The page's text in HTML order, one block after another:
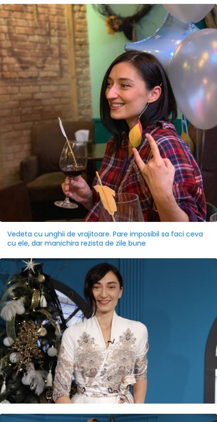
Vedeta cu unghii de vrajitoare. Pare imposibil sa faci ceva
cu ele, dar manichira rezista de zile bune